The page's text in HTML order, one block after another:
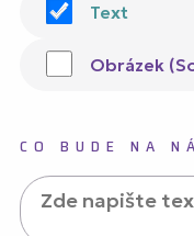
Text
Obrázek
CO BUDE NA